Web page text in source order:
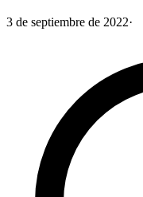
3 de septiembre de 2022·